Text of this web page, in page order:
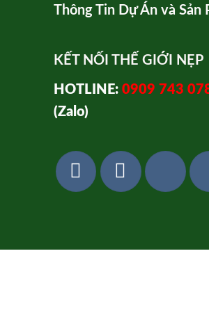
Thông Tin Dự Án và Sản
KẾT NỐI THẾ GIỚI NẸP
HOTLINE: 0909 743
(Zalo)